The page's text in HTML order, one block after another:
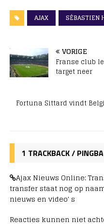
AJAX SÉBASTIEN
VORIGE
Franse club
target neer
Fortuna Sittard vindt
1 TRACKBACK /
Ajax Nieuws Online:
transfer staat nog op
nieuws en video' s
Reacties kunnen niet